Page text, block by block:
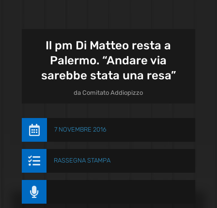
Il pm Di Matteo resta a
Palermo. “Andare via
sarebbe stata una resa”
daComitato Addiopizzo
 7 NOVEMBRE 2016
 RASSEGNA STAMPA
